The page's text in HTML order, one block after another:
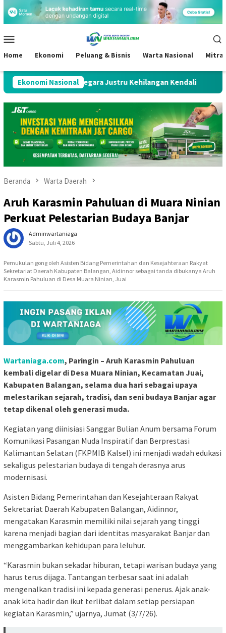
Loncat
ke
konten
Mobile
Home Ekonomi Peluang & Bisnis Warta Nasional Mitra
Ekonomi Nasional
Negara Justru Kehilangan Kendali S&P
Beranda Warta Daerah
Aruh Karasmin Pahuluan di Muara Ninian
Perkuat Pelestarian Budaya Banjar
Adminwartaniaga
Sabtu, Juli 4, 2026
Pemukulan gong oleh Asisten Bidang Pemerintahan dan Kesejahteraan Rakyat
Sekretariat Daerah Kabupaten Balangan, Aidinnor sebagai tanda dibukanya Aruh
Karasmin Pahuluan di Desa Muara Ninian, Juai
Wartaniaga.com, Paringin – Aruh Karasmin Pahuluan
kembali digelar di Desa Muara Ninian, Kecamatan Juai,
Kabupaten Balangan, selama dua hari sebagai upaya
melestarikan sejarah, tradisi, dan seni budaya Banjar agar
tetap dikenal oleh generasi muda.
Kegiatan yang diinisiasi Sanggar Bulian Anum bersama Forum
Komunikasi Pasangan Muda Inspiratif dan Berprestasi
Kalimantan Selatan (FKPMIB Kalsel) ini menjadi wadah edukasi
sekaligus pelestarian budaya di tengah derasnya arus
modernisasi.
Asisten Bidang Pemerintahan dan Kesejahteraan Rakyat
Sekretariat Daerah Kabupaten Balangan, Aidinnor,
mengatakan Karasmin memiliki nilai sejarah yang tinggi
karena menjadi bagian dari identitas masyarakat Banjar dan
menggambarkan kehidupan para leluhur.
“Karasmin bukan sekadar hiburan, tetapi warisan budaya yang
harus terus dijaga. Tantangan terbesar saat ini adalah
mengenalkan tradisi ini kepada generasi penerus. Ajak anak-
anak kita hadir dan ikut terlibat dalam setiap persiapan
kegiatan Karasmin,” ujarnya, Jumat (3/7/26).